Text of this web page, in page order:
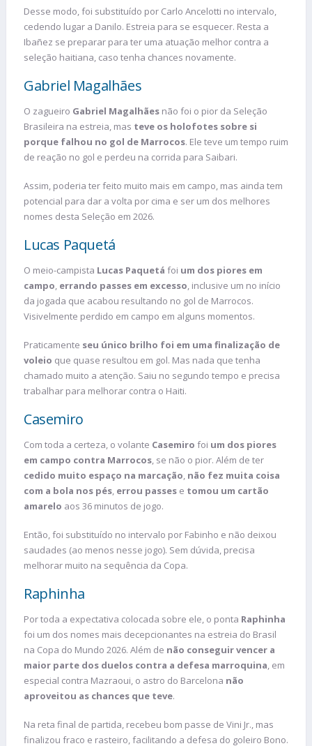
Desse modo, foi substituído por Carlo Ancelotti no intervalo,
cedendo lugar a Danilo. Estreia para se esquecer. Resta a
Ibañez se preparar para ter uma atuação melhor contra a
seleção haitiana, caso tenha chances novamente.
Gabriel Magalhães
O zagueiro Gabriel Magalhães não foi o pior da Seleção
Brasileira na estreia, mas teve os holofotes sobre si
porque falhou no gol de Marrocos. Ele teve um tempo ruim
de reação no gol e perdeu na corrida para Saibari.
Assim, poderia ter feito muito mais em campo, mas ainda tem
potencial para dar a volta por cima e ser um dos melhores
nomes desta Seleção em 2026.
Lucas Paquetá
O meio-campista Lucas Paquetá foi um dos piores em
campo, errando passes em excesso, inclusive um no início
da jogada que acabou resultando no gol de Marrocos.
Visivelmente perdido em campo em alguns momentos.
Praticamente seu único brilho foi em uma finalização de
voleio que quase resultou em gol. Mas nada que tenha
chamado muito a atenção. Saiu no segundo tempo e precisa
trabalhar para melhorar contra o Haiti.
Casemiro
Com toda a certeza, o volante Casemiro foi um dos piores
em campo contra Marrocos, se não o pior. Além de ter
cedido muito espaço na marcação, não fez muita coisa
com a bola nos pés, errou passes e tomou um cartão
amarelo aos 36 minutos de jogo.
Então, foi substituído no intervalo por Fabinho e não deixou
saudades (ao menos nesse jogo). Sem dúvida, precisa
melhorar muito na sequência da Copa.
Raphinha
Por toda a expectativa colocada sobre ele, o ponta Raphinha
foi um dos nomes mais decepcionantes na estreia do Brasil
na Copa do Mundo 2026. Além de não conseguir vencer a
maior parte dos duelos contra a defesa marroquina, em
especial contra Mazraoui, o astro do Barcelona não
aproveitou as chances que teve.
Na reta final de partida, recebeu bom passe de Vini Jr., mas
finalizou fraco e rasteiro, facilitando a defesa do goleiro Bono.